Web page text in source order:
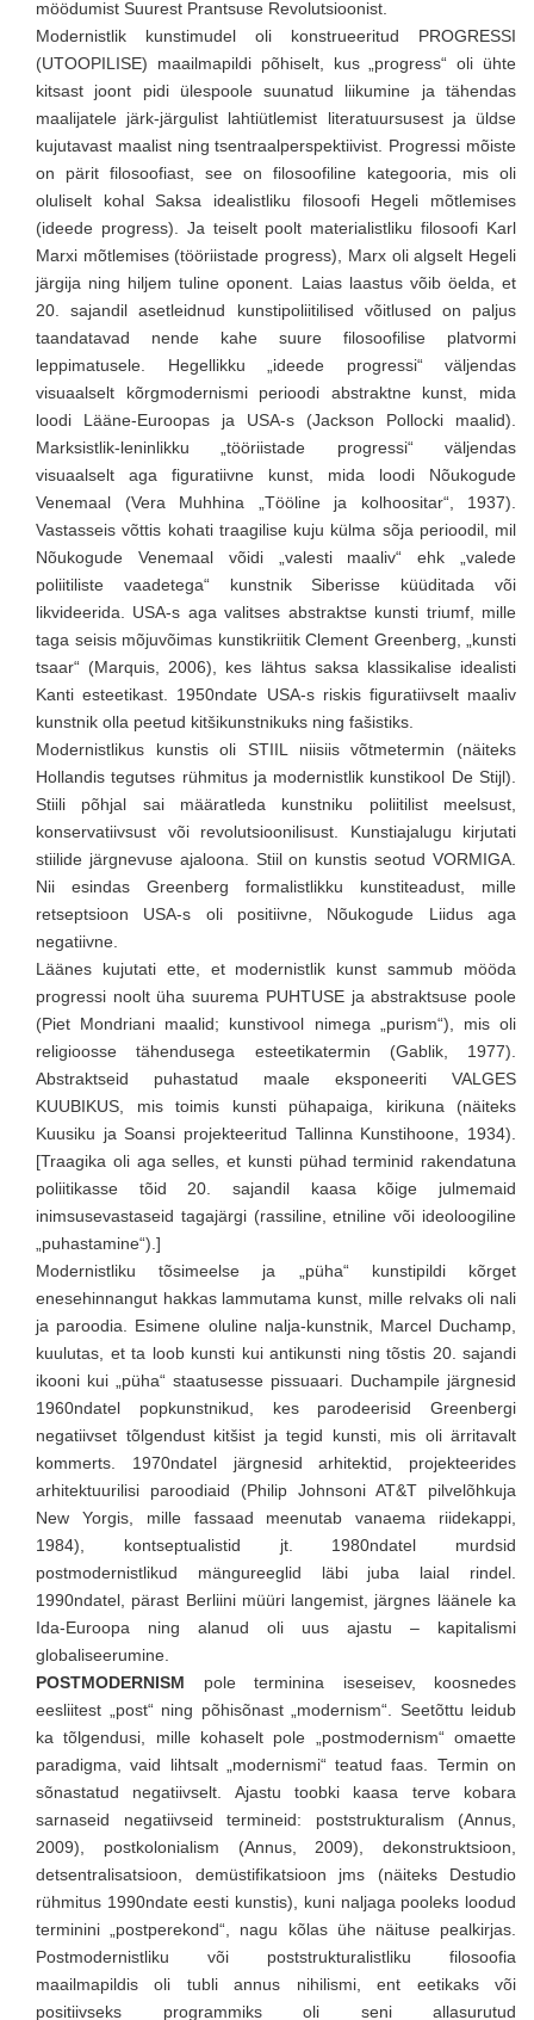
möödumist Suurest Prantsuse Revolutsioonist.
Modernistlik kunstimudel oli konstrueeritud PROGRESSI
(UTOOPILISE) maailmapildi põhiselt, kus „progress“ oli ühte
kitsast joont pidi ülespoole suunatud liikumine ja tähendas
maalijatele järk-järgulist lahtiütlemist literatuursusest ja üldse
kujutavast maalist ning tsentraalperspektiivist. Progressi mõiste
on pärit filosoofiast, see on filosoofiline kategooria, mis oli
oluliselt kohal Saksa idealistliku filosoofi Hegeli mõtlemises
(ideede progress). Ja teiselt poolt materialistliku filosoofi Karl
Marxi mõtlemises (tööriistade progress), Marx oli algselt Hegeli
järgija ning hiljem tuline oponent. Laias laastus võib öelda, et
20. sajandil asetleidnud kunstipoliitilised võitlused on paljus
taandatavad nende kahe suure filosoofilise platvormi
leppimatusele. Hegellikku „ideede progressi“ väljendas
visuaalselt kõrgmodernismi perioodi abstraktne kunst, mida
loodi Lääne-Euroopas ja USA-s (Jackson Pollocki maalid).
Marksistlik-leninlikku „tööriistade progressi“ väljendas
visuaalselt aga figuratiivne kunst, mida loodi Nõukogude
Venemaal (Vera Muhhina „Tööline ja kolhoositar“, 1937).
Vastasseis võttis kohati traagilise kuju külma sõja perioodil, mil
Nõukogude Venemaal võidi „valesti maaliv“ ehk „valede
poliitiliste vaadetega“ kunstnik Siberisse küüditada või
likvideerida. USA-s aga valitses abstraktse kunsti triumf, mille
taga seisis mõjuvõimas kunstikriitik Clement Greenberg, „kunsti
tsaar“ (Marquis, 2006), kes lähtus saksa klassikalise idealisti
Kanti esteetikast. 1950ndate USA-s riskis figuratiivselt maaliv
kunstnik olla peetud kitšikunstnikuks ning fašistiks.
Modernistlikus kunstis oli STIIL niisiis võtmetermin (näiteks
Hollandis tegutses rühmitus ja modernistlik kunstikool De Stijl).
Stiili põhjal sai määratleda kunstniku poliitilist meelsust,
konservatiivsust või revolutsioonilisust. Kunstiajalugu kirjutati
stiilide järgnevuse ajaloona. Stiil on kunstis seotud VORMIGA.
Nii esindas Greenberg formalistlikku kunstiteadust, mille
retseptsioon USA-s oli positiivne, Nõukogude Liidus aga
negatiivne.
Läänes kujutati ette, et modernistlik kunst sammub mööda
progressi noolt üha suurema PUHTUSE ja abstraktsuse poole
(Piet Mondriani maalid; kunstivool nimega „purism“), mis oli
religioosse tähendusega esteetikatermin (Gablik, 1977).
Abstraktseid puhastatud maale eksponeeriti VALGES
KUUBIKUS, mis toimis kunsti pühapaiga, kirikuna (näiteks
Kuusiku ja Soansi projekteeritud Tallinna Kunstihoone, 1934).
[Traagika oli aga selles, et kunsti pühad terminid rakendatuna
poliitikasse tõid 20. sajandil kaasa kõige julmemaid
inimsusevastaseid tagajärgi (rassiline, etniline või ideoloogiline
„puhastamine“).]
Modernistliku tõsimeelse ja „püha“ kunstipildi kõrget
enesehinnangut hakkas lammutama kunst, mille relvaks oli nali
ja paroodia. Esimene oluline nalja-kunstnik, Marcel Duchamp,
kuulutas, et ta loob kunsti kui antikunsti ning tõstis 20. sajandi
ikooni kui „püha“ staatusesse pissuaari. Duchampile järgnesid
1960ndatel popkunstnikud, kes parodeerisid Greenbergi
negatiivset tõlgendust kitšist ja tegid kunsti, mis oli ärritavalt
kommerts. 1970ndatel järgnesid arhitektid, projekteerides
arhitektuurilisi paroodiaid (Philip Johnsoni AT&T pilvelõhkuja
New Yorgis, mille fassaad meenutab vanaema riidekappi,
1984), kontseptualistid jt. 1980ndatel murdsid
postmodernistlikud mängureeglid läbi juba laial rindel.
1990ndatel, pärast Berliini müüri langemist, järgnes läänele ka
Ida-Euroopa ning alanud oli uus ajastu – kapitalismi
globaliseerumine.
POSTMODERNISM pole terminina iseseisev, koosnedes
eesliitest „post“ ning põhisõnast „modernism“. Seetõttu leidub
ka tõlgendusi, mille kohaselt pole „postmodernism“ omaette
paradigma, vaid lihtsalt „modernismi“ teatud faas. Termin on
sõnastatud negatiivselt. Ajastu toobki kaasa terve kobara
sarnaseid negatiivseid termineid: poststrukturalism (Annus,
2009), postkolonialism (Annus, 2009), dekonstruktsioon,
detsentralisatsioon, demüstifikatsioon jms (näiteks Destudio
rühmitus 1990ndate eesti kunstis), kuni naljaga pooleks loodud
terminini „postperekond“, nagu kõlas ühe näituse pealkirjas.
Postmodernistliku või poststrukturalistliku filosoofia
maailmapildis oli tubli annus nihilismi, ent eetikaks või
positiivseks programmiks oli seni allasurutud